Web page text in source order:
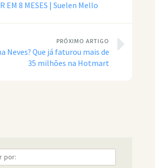
EM 8 MESES | Suelen Mello
PRÓXIMO ARTIGO
Neves? Que já faturou mais de
35 milhões na Hotmart